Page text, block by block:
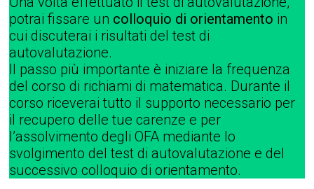
potrai fissare un colloquio di orientamento in
cui discuterai i risultati del test di
autovalutazione.
Il passo più importante è iniziare la frequenza
del corso di richiami di matematica. Durante il
corso riceverai tutto il supporto necessario per
il recupero delle tue carenze e per
l’assolvimento degli OFA mediante lo
svolgimento del test di autovalutazione e del
successivo colloquio di orientamento.